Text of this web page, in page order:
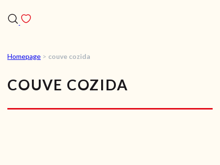
VÍDEOS
RECEITAS VEGGIE
Homepage > couve cozida
COUVE COZIDA